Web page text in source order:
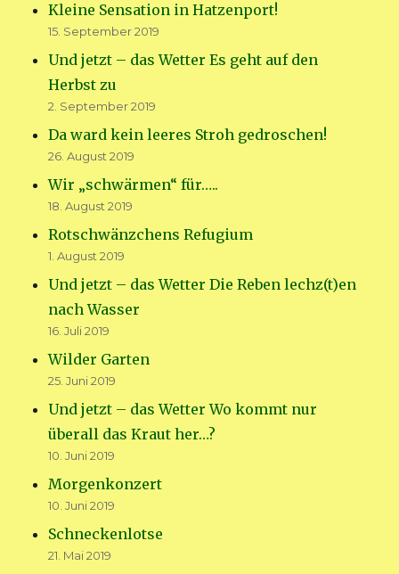
Kleine Sensation in Hatzenport!
15. September 2019
Und jetzt – das Wetter Es geht auf den
Herbst zu
2. September 2019
Da ward kein leeres Stroh gedroschen!
26. August 2019
Wir „schwärmen“ für…..
18. August 2019
Rotschwänzchens Refugium
1. August 2019
Und jetzt – das Wetter Die Reben lechz(t)en
nach Wasser
16. Juli 2019
Wilder Garten
25. Juni 2019
Und jetzt – das Wetter Wo kommt nur
überall das Kraut her…?
10. Juni 2019
Morgenkonzert
10. Juni 2019
Schneckenlotse
21. Mai 2019